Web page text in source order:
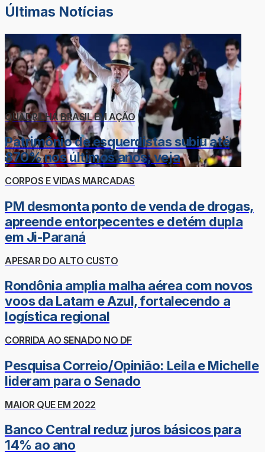
Últimas Notícias
QUADRILHA BRASIL EM AÇÃO
Patrimônio de esquerdistas subiu até
870% nos últimos anos; veja
CORPOS E VIDAS MARCADAS
PM desmonta ponto de venda de drogas,
apreende entorpecentes e detém dupla
em Ji-Paraná
APESAR DO ALTO CUSTO
Rondônia amplia malha aérea com novos
voos da Latam e Azul, fortalecendo a
logística regional
CORRIDA AO SENADO NO DF
Pesquisa Correio/Opinião: Leila e Michelle
lideram para o Senado
MAIOR QUE EM 2022
Banco Central reduz juros básicos para
14% ao ano